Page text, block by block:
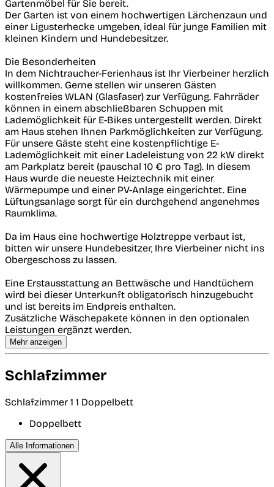
Gartenmöbel für Sie bereit.
Der Garten ist von einem hochwertigen Lärchenzaun und
einer Ligusterhecke umgeben, ideal für junge Familien mit
kleinen Kindern und Hundebesitzer.
Die Besonderheiten
In dem Nichtraucher-Ferienhaus ist Ihr Vierbeiner herzlich
willkommen. Gerne stellen wir unseren Gästen
kostenfreies WLAN (Glasfaser) zur Verfügung. Fahrräder
können in einem abschließbaren Schuppen mit
Lademöglichkeit für E-Bikes untergestellt werden. Direkt
am Haus stehen Ihnen Parkmöglichkeiten zur Verfügung.
Für unsere Gäste steht eine kostenpflichtige E-
Lademöglichkeit mit einer Ladeleistung von 22 kW direkt
am Parkplatz bereit (pauschal 10 € pro Tag). In diesem
Haus wurde die neueste Heiztechnik mit einer
Wärmepumpe und einer PV-Anlage eingerichtet. Eine
Lüftungsanlage sorgt für ein durchgehend angenehmes
Raumklima.
Da im Haus eine hochwertige Holztreppe verbaut ist,
bitten wir unsere Hundebesitzer, Ihre Vierbeiner nicht ins
Obergeschoss zu lassen.
Eine Erstausstattung an Bettwäsche und Handtüchern
wird bei dieser Unterkunft obligatorisch hinzugebucht
und ist bereits im Endpreis enthalten.
Zusätzliche Wäschepakete können in den optionalen
Leistungen ergänzt werden.
Mehr anzeigen
Schlafzimmer
Schlafzimmer 1 1 Doppelbett
Doppelbett
Alle Informationen